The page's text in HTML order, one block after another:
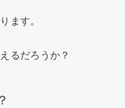
ます。
るだろうか？